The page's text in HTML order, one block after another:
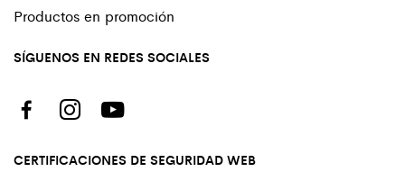
Productos en promoción
SÍGUENOS EN REDES SOCIALES
CERTIFICACIONES DE SEGURIDAD WEB